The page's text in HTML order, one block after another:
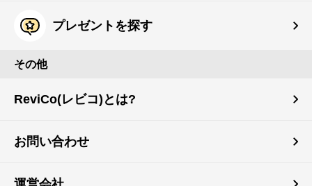
プレゼントを探す
その他
ReviCo(レビコ)とは?
お問い合わせ